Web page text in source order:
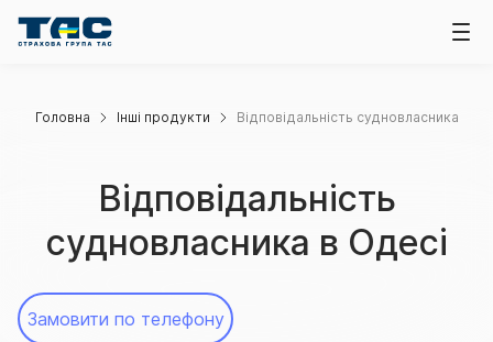
Головна Інші продукти Відповідальність судновласника
Відповідальність
судновласника в Одесі
Замовити по телефону